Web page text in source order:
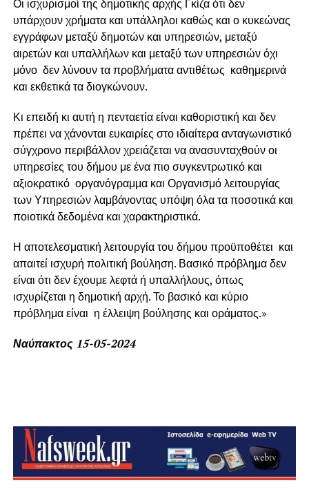
Οι ισχυρισμοί της δημοτικής αρχής Γκίζα ότι δεν
υπάρχουν χρήματα και υπάλληλοι καθώς και ο κυκεώνας
εγγράφων μεταξύ δημοτών και υπηρεσιών, μεταξύ
αιρετών και υπαλλήλων και μεταξύ των υπηρεσιών όχι
μόνο δεν λύνουν τα προβλήματα αντιθέτως καθημερινά
και εκθετικά τα διογκώνουν.
Κι επειδή κι αυτή η πενταετία είναι καθοριστική και δεν
πρέπει να χάνονται ευκαιρίες στο ιδιαίτερα ανταγωνιστικό
σύγχρονο περιβάλλον χρειάζεται να ανασυνταχθούν οι
υπηρεσίες του δήμου με ένα πιο συγκεντρωτικό και
αξιοκρατικό οργανόγραμμα και Οργανισμό λειτουργίας
των Υπηρεσιών λαμβάνοντας υπόψη όλα τα ποσοτικά και
ποιοτικά δεδομένα και χαρακτηριστικά.
Η αποτελεσματική λειτουργία του δήμου προϋποθέτει και
απαιτεί ισχυρή πολιτική βούληση. Βασικό πρόβλημα δεν
είναι ότι δεν έχουμε λεφτά ή υπαλλήλους, όπως
ισχυρίζεται η δημοτική αρχή. Το βασικό και κύριο
πρόβλημα είναι η έλλειψη βούλησης και οράματος.»
Ναύπακτος 15-05-2024